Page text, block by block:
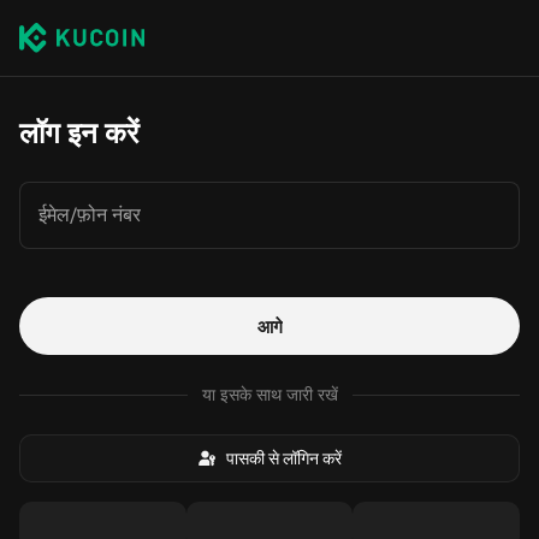
लॉग इन करें
ईमेल/फ़ोन नंबर
आगे
या इसके साथ जारी रखें
पासकी से लॉगिन करें